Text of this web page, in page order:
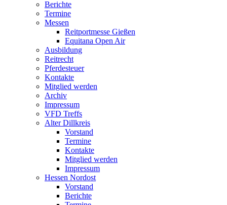
Berichte
Termine
Messen
Reitportmesse Gießen
Equitana Open Air
Ausbildung
Reitrecht
Pferdesteuer
Kontakte
Mitglied werden
Archiv
Impressum
VFD Treffs
Alter Dillkreis
Vorstand
Termine
Kontakte
Mitglied werden
Impressum
Hessen Nordost
Vorstand
Berichte